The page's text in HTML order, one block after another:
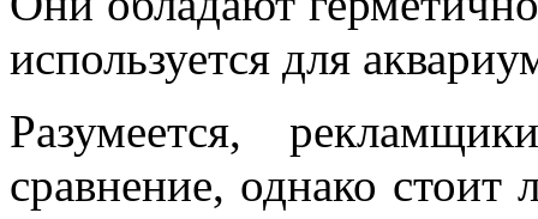
используется для
Разумеется,
сравнение, однако стоит